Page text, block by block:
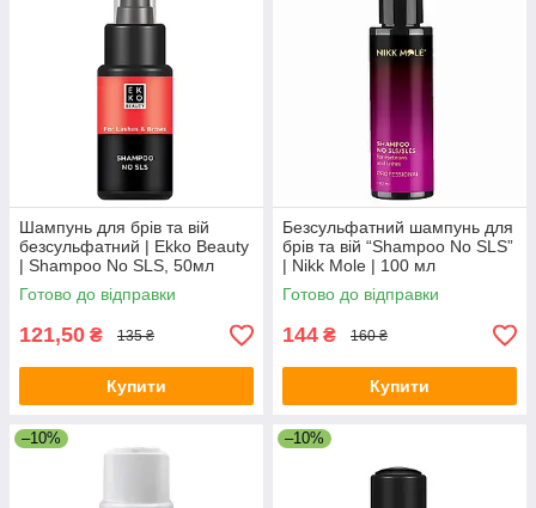
Шампунь для брів та вій
безсульфатний | Ekko Beauty
| Shampoo No SLS, 50мл
Готово до відправки
121,50 ₴ 135 ₴
Купити
Безсульфатний шампунь для
брів та вій “Shampoo No SLS”
| Nikk Mole | 100 мл
Готово до відправки
144 ₴ 160 ₴
Купити
–10% –10%